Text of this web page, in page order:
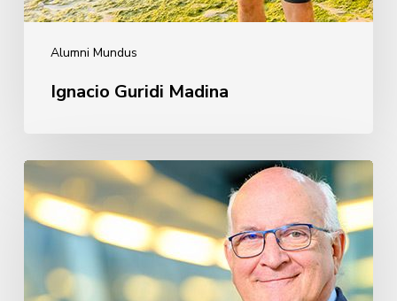
Alumni Mundus
Ignacio Guridi Madina
Javier
Zarzalejos
Nieto